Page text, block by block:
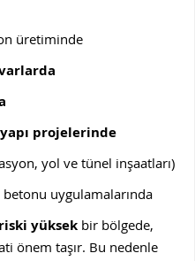
üretiminde
projelerinde
yol ve tünel inşaatları)
uygulamalarında
yüksek bir bölgede,
önem taşır. Bu nedenle